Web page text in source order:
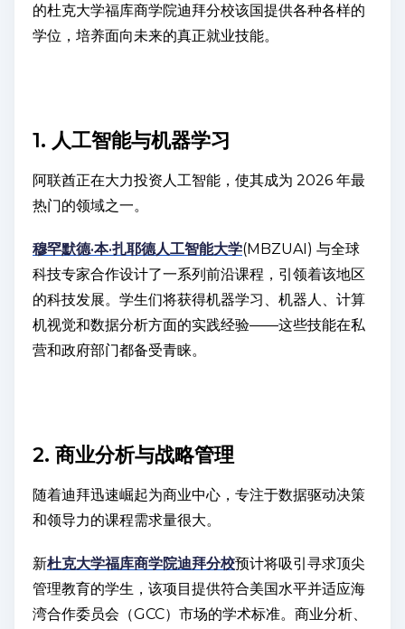
的杜克大学福库商学院迪拜分校该国提供各种各样的
学位，培养面向未来的真正就业技能。
1. 人工智能与机器学习
阿联酋正在大力投资人工智能，使其成为 2026 年最
热门的领域之一。
穆罕默德·本·扎耶德人工智能大学(MBZUAI) 与全球
科技专家合作设计了一系列前沿课程，引领着该地区
的科技发展。学生们将获得机器学习、机器人、计算
机视觉和数据分析方面的实践经验——这些技能在私
营和政府部门都备受青睐。
2. 商业分析与战略管理
随着迪拜迅速崛起为商业中心，专注于数据驱动决策
和领导力的课程需求量很大。
新杜克大学福库商学院迪拜分校预计将吸引寻求顶尖
管理教育的学生，该项目提供符合美国水平并适应海
湾合作委员会（GCC）市场的学术标准。商业分析、